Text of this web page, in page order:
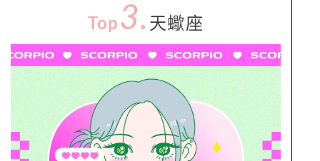
Top 3. 天蠍座